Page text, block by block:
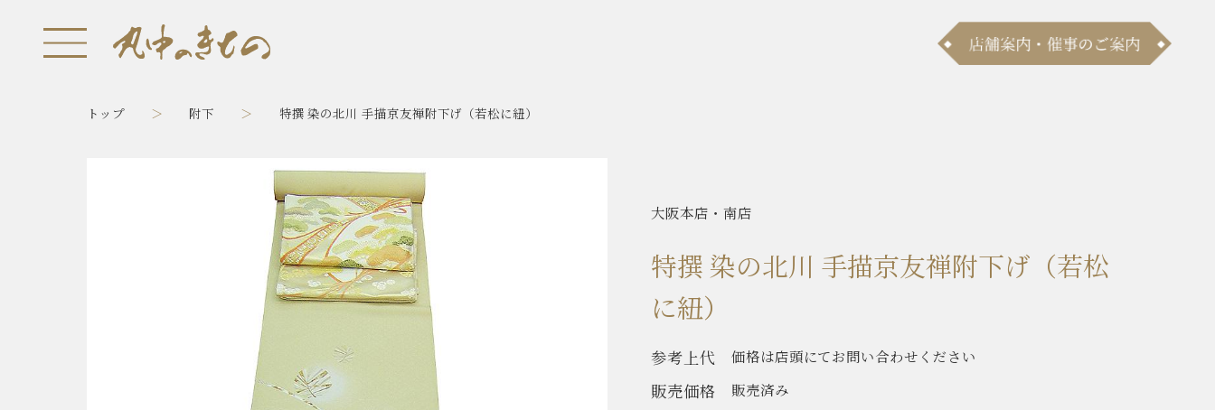
トップ 附下 特撰 染の北川 手描京友禅附下げ（若松に紐）
大阪本店・南店
特撰 染の北川 手描京友禅附下げ（若松
に紐）
参考上代 価格は店頭にてお問い合わせください
販売価格 販売済み